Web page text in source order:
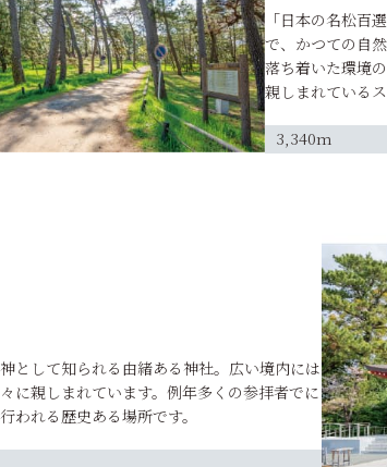
「日本の名松百
で、かつての自
落ち着いた環境
親しまれているス
3,340m
として知られる由緒ある神社。広い境内には
に親しまれています。例年多くの参拝者でに
われる歴史ある場所です。